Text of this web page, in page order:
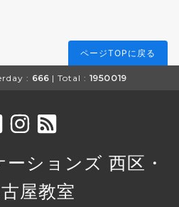
ページTOPに戻る
: 666 | Total : 1950019
ションズ 西区・
屋教室